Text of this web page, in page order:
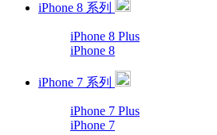
iPhone 8 系列
iPhone 8 Plus
iPhone 8
iPhone 7 系列
iPhone 7 Plus
iPhone 7